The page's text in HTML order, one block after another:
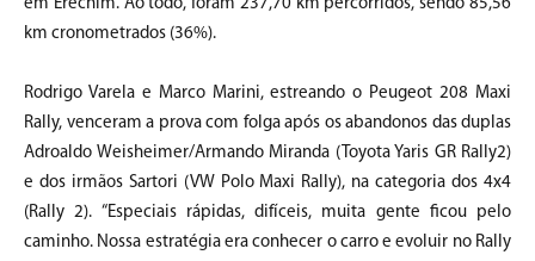
em Erechim. Ao todo, foram 237,70 km percorridos, sendo 85,56
km cronometrados (36%).
Rodrigo Varela e Marco Marini, estreando o Peugeot 208 Maxi
Rally, venceram a prova com folga após os abandonos das duplas
Adroaldo Weisheimer/Armando Miranda (Toyota Yaris GR Rally2)
e dos irmãos Sartori (VW Polo Maxi Rally), na categoria dos 4x4
(Rally 2). “Especiais rápidas, difíceis, muita gente ficou pelo
caminho. Nossa estratégia era conhecer o carro e evoluir no Rally